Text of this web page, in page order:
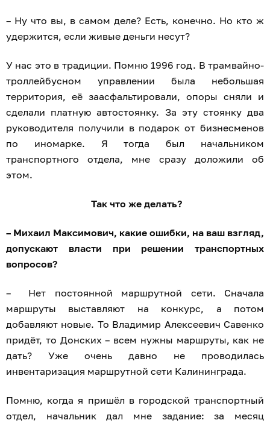
– Ну что вы, в самом деле? Есть, конечно. Но кто ж
удержится, если живые деньги несут?
У нас это в традиции. Помню 1996 год. В трамвайно-
троллейбусном управлении была небольшая
территория, её заасфальтировали, опоры сняли и
сделали платную автостоянку. За эту стоянку два
руководителя получили в подарок от бизнесменов
по иномарке. Я тогда был начальником
транспортного отдела, мне сразу доложили об
этом.
Так что же делать?
– Михаил Максимович, какие ошибки, на ваш взгляд,
допускают власти при решении транспортных
вопросов?
– Нет постоянной маршрутной сети. Сначала
маршруты выставляют на конкурс, а потом
добавляют новые. То Владимир Алексеевич Савенко
придёт, то Донских – всем нужны маршруты, как не
дать? Уже очень давно не проводилась
инвентаризация маршрутной сети Калининграда.
Помню, когда я пришёл в городской транспортный
отдел, начальник дал мне задание: за месяц